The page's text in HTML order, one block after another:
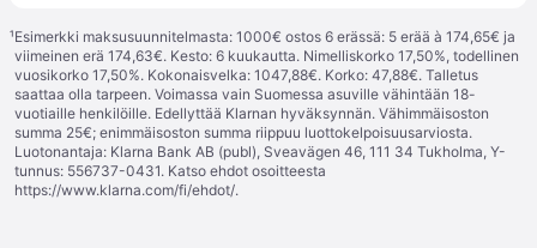
¹Esimerkki maksusuunnitelmasta: 1000€ ostos 6 erässä: 5 erää à 174,65€ ja
viimeinen erä 174,63€. Kesto: 6 kuukautta. Nimelliskorko 17,50%, todellinen
vuosikorko 17,50%. Kokonaisvelka: 1047,88€. Korko: 47,88€. Talletus
saattaa olla tarpeen. Voimassa vain Suomessa asuville vähintään 18-
vuotiaille henkilöille. Edellyttää Klarnan hyväksynnän. Vähimmäisoston
summa 25€; enimmäisoston summa riippuu luottokelpoisuusarviosta.
Luotonantaja: Klarna Bank AB (publ), Sveavägen 46, 111 34 Tukholma, Y-
tunnus: 556737-0431. Katso ehdot osoitteesta
https://www.klarna.com/fi/ehdot/.